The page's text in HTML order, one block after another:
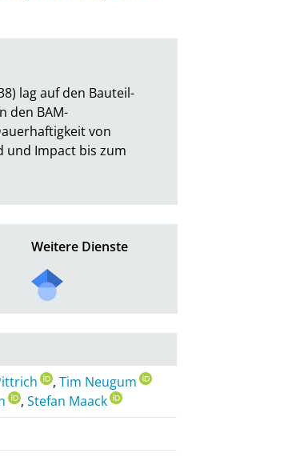
lag auf den Bauteil-
den BAM-
von
und Impact bis zum
Weitere Dienste
,Tim Neugum
,Stefan Maack